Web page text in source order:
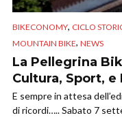
BIKECONOMY, CICLO
MOUNTAIN BIKE, NEWS
La Pellegrina
Cultura, Sport, e
E sempre in attesa
di ricordi….. Sabato 7